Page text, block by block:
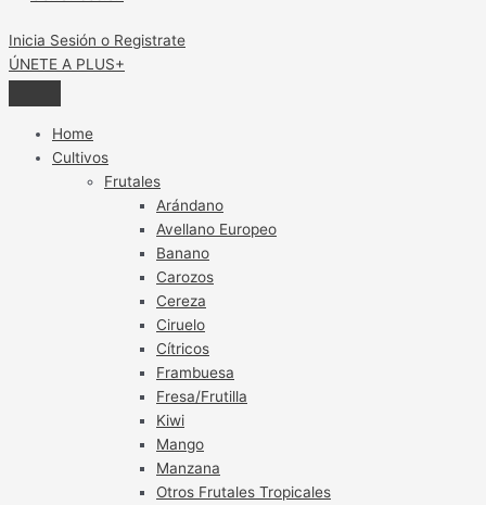
Inicia Sesión o Registrate
ÚNETE A PLUS+
Home
Cultivos
Frutales
Arándano
Avellano Europeo
Banano
Carozos
Cereza
Ciruelo
Cítricos
Frambuesa
Fresa/Frutilla
Kiwi
Mango
Manzana
Otros Frutales Tropicales